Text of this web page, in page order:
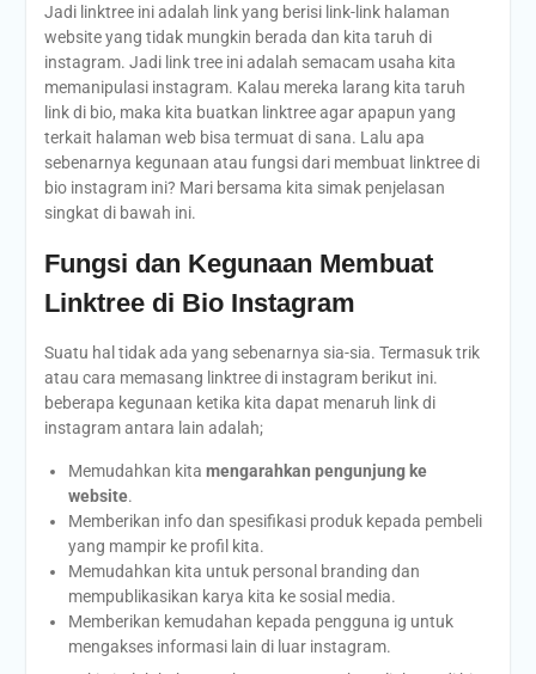
Jadi linktree ini adalah link yang berisi link-link halaman
website yang tidak mungkin berada dan kita taruh di
instagram. Jadi link tree ini adalah semacam usaha kita
memanipulasi instagram. Kalau mereka larang kita taruh
link di bio, maka kita buatkan linktree agar apapun yang
terkait halaman web bisa termuat di sana. Lalu apa
sebenarnya kegunaan atau fungsi dari membuat linktree di
bio instagram ini? Mari bersama kita simak penjelasan
singkat di bawah ini.
Fungsi dan Kegunaan Membuat
Linktree di Bio Instagram
Suatu hal tidak ada yang sebenarnya sia-sia. Termasuk trik
atau cara memasang linktree di instagram berikut ini.
beberapa kegunaan ketika kita dapat menaruh link di
instagram antara lain adalah;
Memudahkan kita mengarahkan pengunjung ke
website.
Memberikan info dan spesifikasi produk kepada pembeli
yang mampir ke profil kita.
Memudahkan kita untuk personal branding dan
mempublikasikan karya kita ke sosial media.
Memberikan kemudahan kepada pengguna ig untuk
mengakses informasi lain di luar instagram.